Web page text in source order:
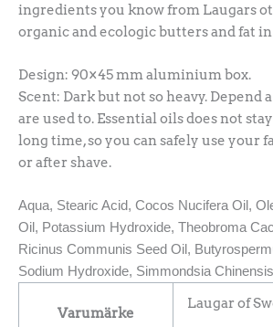
ingredients you know from Laugars
organic and ecologic butters and fat in
Design: 90×45 mm aluminium box.
Scent: Dark but not so heavy. Depend
are used to. Essential oils does not
long time, so you can safely use your
or after shave.
Aqua, Stearic Acid, Cocos Nucifera Oil,
Oil, Potassium Hydroxide, Theobroma
Ricinus Communis Seed Oil,
Sodium Hydroxide, Simmondsia
Varumärke
Laugar of